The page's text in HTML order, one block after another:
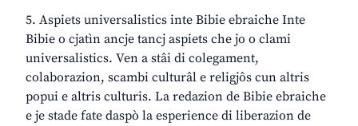
5. Aspiets universalistics inte Bibie ebraiche Inte
Bibie o cjatìn ancje tancj aspiets che jo o clami
universalistics. Ven a stâi di colegament,
colaborazion, scambi culturâl e religjôs cun altris
popui e altris culturis. La redazion de Bibie ebraiche
e je stade fate daspò la esperience di liberazion de